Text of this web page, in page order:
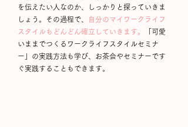
を伝えたい人なのか、しっかりと探っていきま
しょう。その過程で、
自分のマイワークライフ
スタイルもどんどん確立していきます。
「可愛
いままでつくるワークライフスタイルセミナ
ー」の実践方法も学び、お茶会やセミナーです
ぐ実践することもできます。